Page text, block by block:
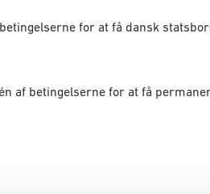
for at få dansk
af betingelserne for at få